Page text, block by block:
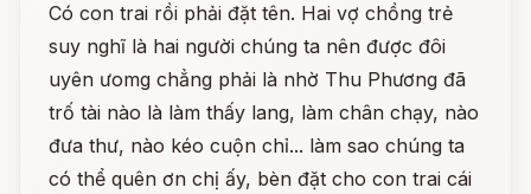
Có con trai rồi phải đặt tên. Hai vợ chồng trẻ
suy nghĩ là hai người chúng ta nên được đôi
uyên ưomg chẳng phải là nhờ Thu Phương đã
trố tài nào là làm thấy lang, làm chân chạy, nào
đưa thư, nào kéo cuộn chỉ... làm sao chúng ta
có thể quên ơn chị ấy, bèn đặt cho con trai cái